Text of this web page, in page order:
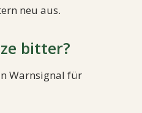
neu aus.
bitter?
Warnsignal für